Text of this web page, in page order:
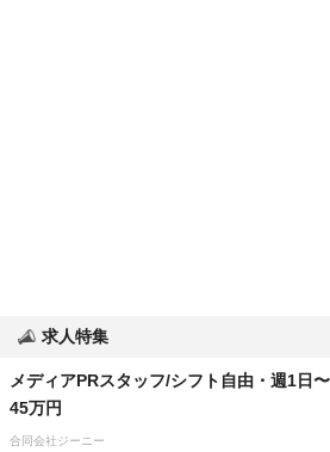
求人特集
メディアPRスタッフ/シフト自由・週1日
45万円
合同会社ジーニー